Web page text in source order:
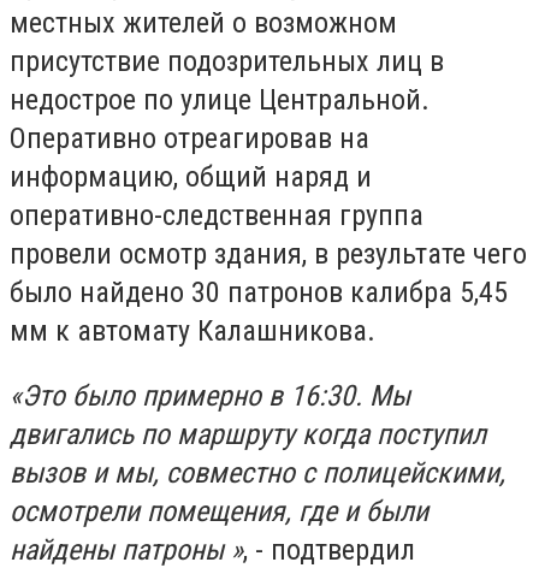
местных жителей о возможном
присутствие подозрительных лиц в
недострое по улице Центральной.
Оперативно отреагировав на
информацию, общий наряд и
оперативно-следственная группа
провели осмотр здания, в результате чего
было найдено 30 патронов калибра 5,45
мм к автомату Калашникова.
«Это было примерно в 16:30. Мы
двигались по маршруту когда поступил
вызов и мы, совместно с полицейскими,
осмотрели помещения, где и были
найдены патроны », - подтвердил